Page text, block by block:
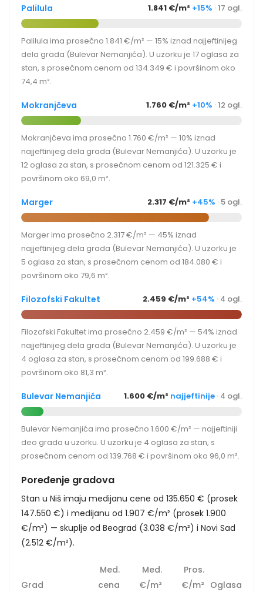
Palilula 1.841 €/m² +15% · 17 ogl.
Palilula ima prosečno 1.841 €/m² — 15% iznad najjeftinijeg
dela grada (Bulevar Nemanjića). U uzorku je 17 oglasa za
stan, s prosečnom cenom od 134.349 € i površinom oko
74,4 m².
Mokranjčeva 1.760 €/m² +10% · 12 ogl.
Mokranjčeva ima prosečno 1.760 €/m² — 10% iznad
najjeftinijeg dela grada (Bulevar Nemanjića). U uzorku je
12 oglasa za stan, s prosečnom cenom od 121.325 € i
površinom oko 69,0 m².
Marger 2.317 €/m² +45% · 5 ogl.
Marger ima prosečno 2.317 €/m² — 45% iznad
najjeftinijeg dela grada (Bulevar Nemanjića). U uzorku je
5 oglasa za stan, s prosečnom cenom od 184.080 € i
površinom oko 79,6 m².
Filozofski Fakultet 2.459 €/m² +54% · 4 ogl.
Filozofski Fakultet ima prosečno 2.459 €/m² — 54% iznad
najjeftinijeg dela grada (Bulevar Nemanjića). U uzorku je
4 oglasa za stan, s prosečnom cenom od 199.688 € i
površinom oko 81,3 m².
Bulevar Nemanjića 1.600 €/m² najjeftinije · 4 ogl.
Bulevar Nemanjića ima prosečno 1.600 €/m² — najjeftiniji
deo grada u uzorku. U uzorku je 4 oglasa za stan, s
prosečnom cenom od 139.768 € i površinom oko 96,0 m².
Poređenje gradova
Stan u Niš imaju medijanu cene od 135.650 € (prosek
147.550 €) i medijanu od 1.907 €/m² (prosek 1.900
€/m²) — skuplje od Beograd (3.038 €/m²) i Novi Sad
(2.512 €/m²).
Grad
Med.
cena
Med.
€/m²
Pros.
€/m² Oglasa